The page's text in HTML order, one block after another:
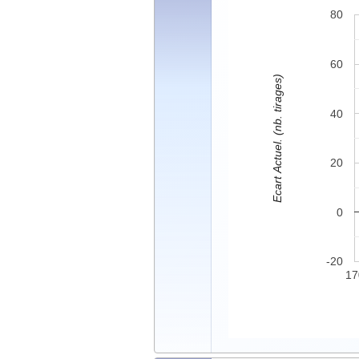
-20
0
20
40
60
80
Ecart Actuel. (nb. tirages)